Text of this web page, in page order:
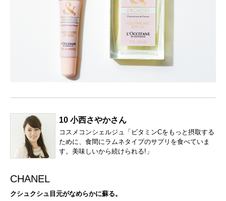
10 小西さやかさん
コスメコンシェルジュ「ビタミンCをもっと摂取する
ために、食間にラムネタイプのサプリを食べていま
す。美味しいから続けられる!」
CHANEL
クシュクシュ目元がなめらかに蘇る。